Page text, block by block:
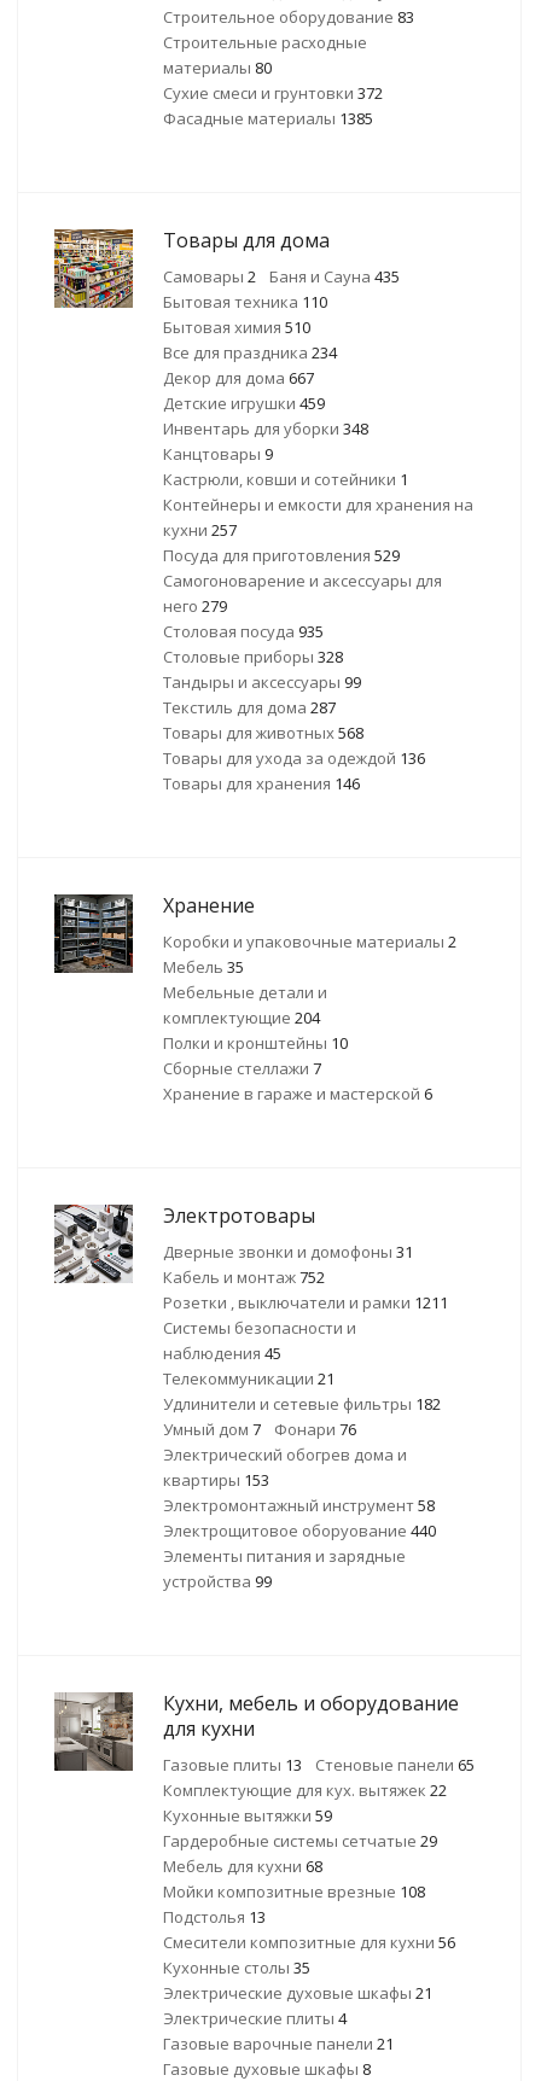
Строительное оборудование 83
Строительные расходные
материалы 80
Сухие смеси и грунтовки 372
Фасадные материалы 1385
Товары для дома
Самовары 2 Баня и Сауна 435
Бытовая техника 110
Бытовая химия 510
Все для праздника 234
Декор для дома 667
Детские игрушки 459
Инвентарь для уборки 348
Канцтовары 9
Кастрюли, ковши и сотейники 1
Контейнеры и емкости для хранения на
кухни 257
Посуда для приготовления 529
Самогоноварение и аксессуары для
него 279
Столовая посуда 935
Столовые приборы 328
Тандыры и аксессуары 99
Текстиль для дома 287
Товары для животных568
Товары для ухода за одеждой 136
Товары для хранения 146
Хранение
Коробки и упаковочные материалы 2
Мебель 35
Мебельные детали и
комплектующие 204
Полки и кронштейны 10
Сборные стеллажи 7
Хранение в гараже и мастерской 6
Электротовары
Дверные звонки и домофоны 31
Кабель и монтаж752
Розетки , выключатели и рамки 1211
Системы безопасности и
наблюдения 45
Телекоммуникации 21
Удлинители и сетевые фильтры 182
Умный дом 7 Фонари 76
Электрический обогрев дома и
квартиры 153
Электромонтажный инструмент58
Электрощитовое оборуование 440
Элементы питания и зарядные
устройства 99
Кухни, мебель и оборудование
для кухни
Газовые плиты 13 Стеновые панели 65
Комплектующие для кух. вытяжек 22
Кухонные вытяжки 59
Гардеробные системы сетчатые 29
Мебель для кухни 68
Мойки композитные врезные 108
Подстолья 13
Смесители композитные для кухни 56
Кухонные столы 35
Электрические духовые шкафы 21
Электрические плиты 4
Газовые варочные панели 21
Газовые духовые шкафы 8